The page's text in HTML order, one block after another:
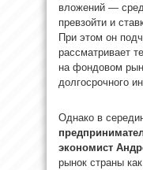
вложений —
превзойти и
При этом он
рассматривает
на фондовом
долгосрочного
Однако в
экономист
рынок страны